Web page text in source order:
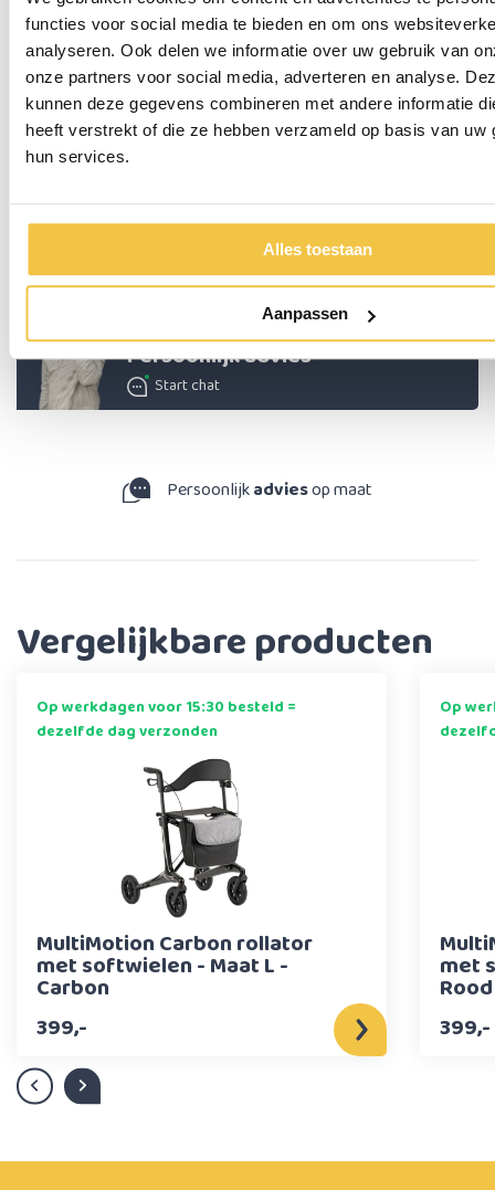
functies voor social media te bieden en om ons
analyseren. Ook delen we informatie over uw gebruik van
onze partners voor social media, adverteren en analyse.
kunnen deze gegevens combineren met andere informatie
heeft verstrekt of die ze hebben verzameld op basis van uw
hun services.
Alles toestaan
Aanpassen
Max. gebruikersgewicht
130 kg
Hoogte handgrepen
79 - 91 cm
Zithoogte
60 cm
Zitbreedte
47 cm
Totale lengte
74 cm
specificaties
Persoonlijk advies
Start chat
9,3uit ruim 44.000 reviews
Vergelijkbare producten
Op werkdagen voor 15:30 besteld =
dezelfde dag verzonden
MultiMotion Carbon rollator
met softwielen - Maat L -
Carbon
399,-
Op
met
Rood
399,-